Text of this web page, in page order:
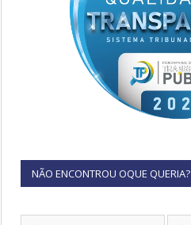
NÃO ENCONTROU OQUE QUERIA?